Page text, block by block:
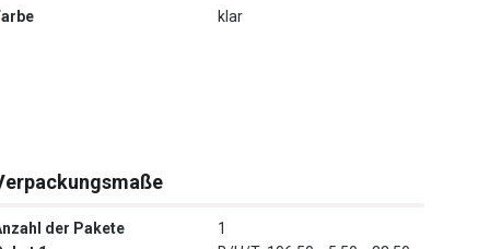
klar
der Pakete
1